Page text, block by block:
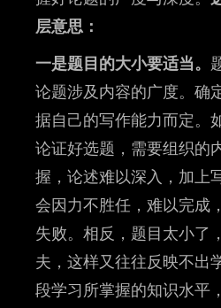
层意思：
一是题目的大小要适当。
论题涉及内容的广度。确
据自己的写作能力而定。
论证好选题，需要组织的
握，论述难以深入，加上
会因力不胜任，难以完成
失败。相反，题目太小了
夫，这样又往往反映不出
段学习所掌握的知识水平